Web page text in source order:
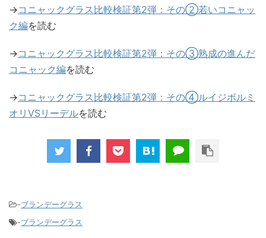
→コニャックグラス比較検証第2弾：その②若いコニャッ
ク編を読む
→コニャックグラス比較検証第2弾：その③熟成の進んだ
コニャック編を読む
→コニャックグラス比較検証第2弾：その④ルイジボルミ
オリVSリーデルを読む
-ブランデーグラス
-ブランデーグラス